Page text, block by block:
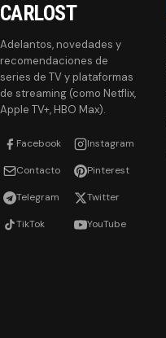
CARLOST
Adelantos, novedades y
recomendaciones de
series de TV y plataformas
de streaming (como Netflix,
Apple TV+, HBO Max).
Facebook Instagram
Contacto Pinterest
Telegram Twitter
TikTok YouTube